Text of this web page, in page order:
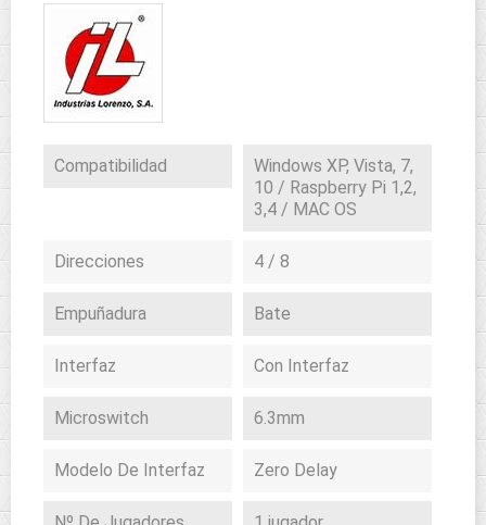
Compatibilidad
Windows XP, Vista, 7,
10 / Raspberry Pi 1,2,
3,4 / MAC OS
Direcciones 4 / 8
Empuñadura Bate
Interfaz Con Interfaz
Microswitch 6.3mm
Modelo De Interfaz Zero Delay